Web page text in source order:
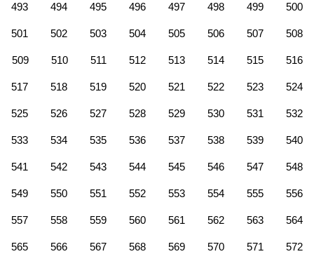
493 494 495 496 497 498 499 500
501 502 503 504 505 506 507 508
509 510 511 512 513 514 515 516
517 518 519 520 521 522 523 524
525 526 527 528 529 530 531 532
533 534 535 536 537 538 539 540
541 542 543 544 545 546 547 548
549 550 551 552 553 554 555 556
557 558 559 560 561 562 563 564
565 566 567 568 569 570 571 572